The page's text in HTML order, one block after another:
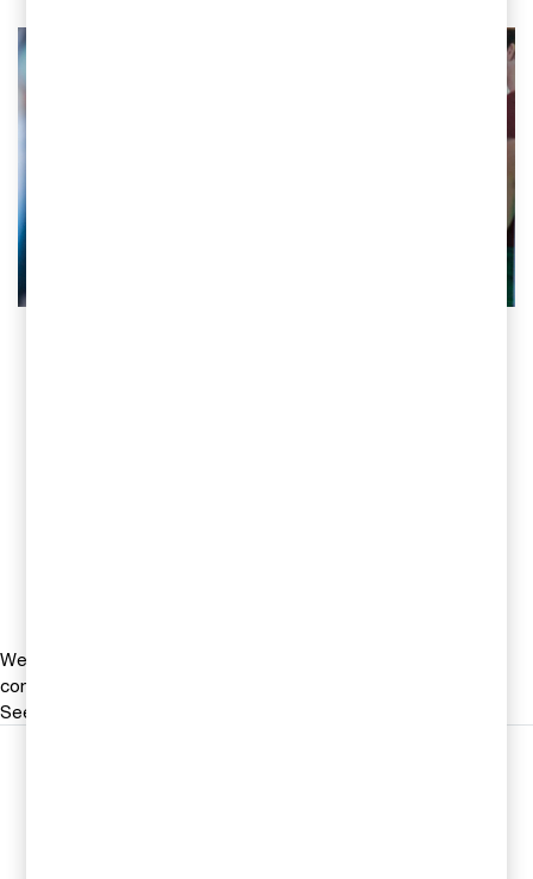
We help you meet tomorrow’s tech demands
compete at a speed that rewrites the rules
See how